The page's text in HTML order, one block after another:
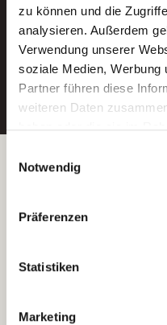
zu können und die
analysieren. Außerdem
Verwendung unserer
soziale Medien, Werbung
Partner führen diese
weiteren Daten
Wenn Sie auf „Cookies
Sie der Speicherung
Ihre Einwilligung
indem Sie die Cookie-
unserer
Notwendig
Präferenzen
Statistiken
Marketing
Ein
E-Mail-
Betreiber der Webseite
Kantstraße 45a
(Ein Tochterunternehmen
e.V.)